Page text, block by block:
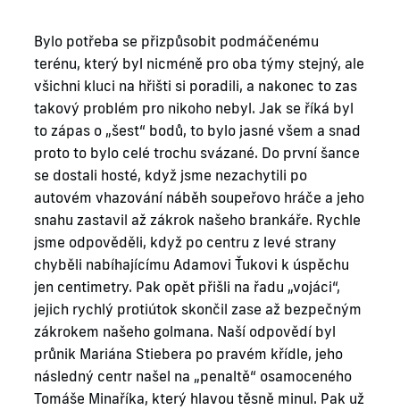
Bylo potřeba se přizpůsobit podmáčenému
terénu, který byl nicméně pro oba týmy stejný, ale
všichni kluci na hřišti si poradili, a nakonec to zas
takový problém pro nikoho nebyl. Jak se říká byl
to zápas o „šest“ bodů, to bylo jasné všem a snad
proto to bylo celé trochu svázané. Do první šance
se dostali hosté, když jsme nezachytili po
autovém vhazování náběh soupeřovo hráče a jeho
snahu zastavil až zákrok našeho brankáře. Rychle
jsme odpověděli, když po centru z levé strany
chyběli nabíhajícímu Adamovi Ťukovi k úspěchu
jen centimetry. Pak opět přišli na řadu „vojáci“,
jejich rychlý protiútok skončil zase až bezpečným
zákrokem našeho golmana. Naší odpovědí byl
průnik Mariána Stiebera po pravém křídle, jeho
následný centr našel na „penaltě“ osamoceného
Tomáše Minaříka, který hlavou těsně minul. Pak už